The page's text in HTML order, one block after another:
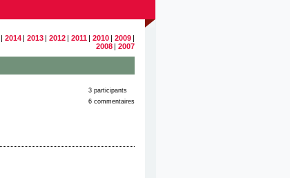
| 2014 | 2013 | 2012 | 2011 | 2010 | 2009 |
2008 | 2007
3 participants
6 commentaires